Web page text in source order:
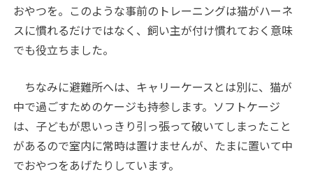
おやつを。このような事前のトレーニングは猫がハーネ
スに慣れるだけではなく、飼い主が付け慣れておく意味
でも役立ちました。
ちなみに避難所へは、キャリーケースとは別に、猫が
中で過ごすためのケージも持参します。ソフトケージ
は、子どもが思いっきり引っ張って破いてしまったこと
があるので室内に常時は置けませんが、たまに置いて中
でおやつをあげたりしています。